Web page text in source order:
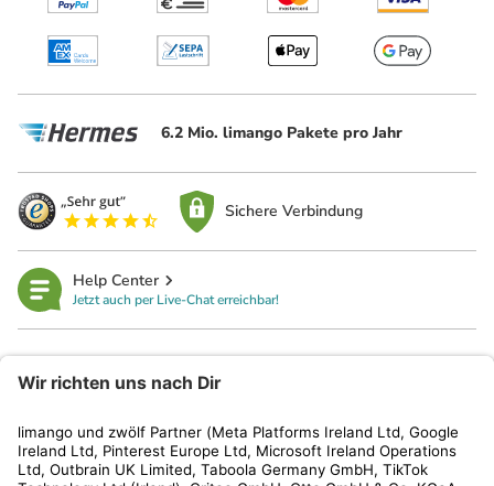
6.2 Mio. limango Pakete pro Jahr
Sichere Verbindung
Help Center
Jetzt auch per Live-Chat erreichbar!
Kundenservice